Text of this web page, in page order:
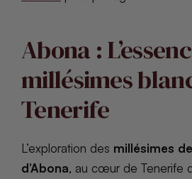
Abona :
millésimes
Tenerife
L’exploration des millésimes
d’Abona, au cœur de Tenerife